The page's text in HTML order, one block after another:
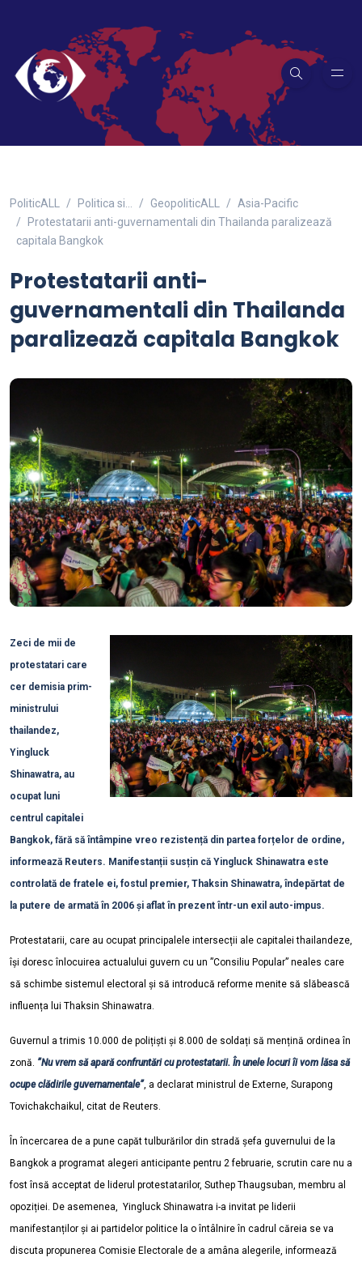
PoliticALL Politica si… GeopoliticALL
Asia-Pacific
Protestatarii anti-guvernamentali din Thailanda paralizează
capitala Bangkok
Protestatarii anti-
guvernamentali din Thailanda
paralizează capitala Bangkok
Zeci de mii de
protestatari care
cer demisia prim-
ministrului
thailandez,
Yingluck
Shinawatra, au
ocupat luni
centrul capitalei
Bangkok, fără să întâmpine vreo rezistență din partea forțelor de ordine,
informează Reuters. Manifestanții susțin că Yingluck Shinawatra este
controlată de fratele ei, fostul premier, Thaksin Shinawatra, îndepărtat de
la putere de armată în 2006 și aflat în prezent într-un exil auto-impus.
Protestatarii, care au ocupat principalele intersecții ale capitalei thailandeze,
își doresc înlocuirea actualului guvern cu un ”Consiliu Popular” neales care
să schimbe sistemul electoral și să introducă reforme menite să slăbească
influența lui Thaksin Shinawatra.
Guvernul a trimis 10.000 de polițiști și 8.000 de soldați să mențină ordinea în
zonă. ”Nu vrem să apară confruntări cu protestatarii. În unele locuri îi vom lăsa să
ocupe clădirile guvernamentale”, a declarat ministrul de Externe, Surapong
Tovichakchaikul, citat de Reuters.
În încercarea de a pune capăt tulburărilor din stradă șefa guvernului de la
Bangkok a programat alegeri anticipante pentru 2 februarie, scrutin care nu a
fost însă acceptat de liderul protestatarilor, Suthep Thaugsuban, membru al
opoziției. De asemenea, Yingluck Shinawatra i-a invitat pe liderii
manifestanților și ai partidelor politice la o întâlnire în cadrul căreia se va
discuta propunerea Comisie Electorale de a amâna alegerile, informează